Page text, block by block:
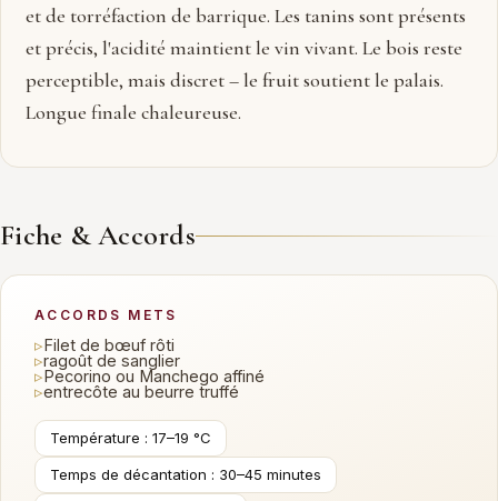
et de torréfaction de barrique. Les tanins sont présents
et précis, l'acidité maintient le vin vivant. Le bois reste
perceptible, mais discret – le fruit soutient le palais.
Longue finale chaleureuse.
Fiche & Accords
ACCORDS METS
▹Filet de bœuf rôti
▹ragoût de sanglier
▹Pecorino ou Manchego affiné
▹entrecôte au beurre truffé
Température : 17–19 °C
Temps de décantation : 30–45 minutes